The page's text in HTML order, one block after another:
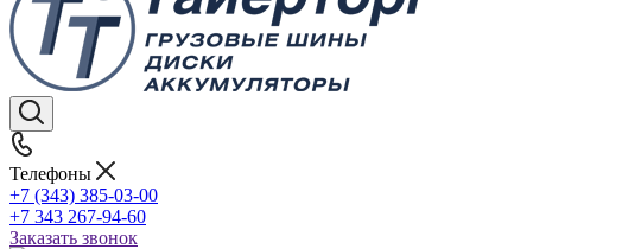
Телефоны
+7 (343) 385-03-00
+7 343 267-94-60
Заказать звонок